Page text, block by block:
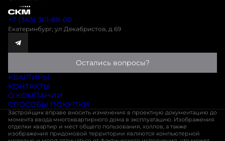
+7 (343) 361-88-00
Екатеринбург, ул Декабристов, д 69
Остались вопросы?
КВАРТИРЫ
КОНТАКТЫ
О КОМПАНИИ
СПОСОБЫ ПОКУПКИ
Застройщик вправе вносить изменения в проектную документацию до
момента ввода многоквартирного дома в эксплуатацию. Изображения
отделки квартир и мест общего пользования, холлов, а также
изображения придомовой территории являются компьютерной